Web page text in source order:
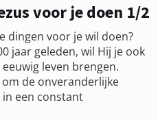
voor je doen 1/2
dingen voor je wil doen?
jaar geleden, wil Hij je ook
leven brengen.
de onveranderlijke
in een constant